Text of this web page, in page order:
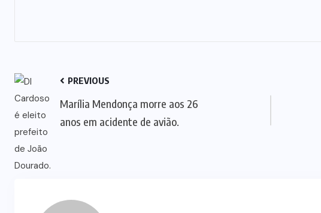
PREVIOUS
Marília Mendonça morre aos 26
anos em acidente de avião.